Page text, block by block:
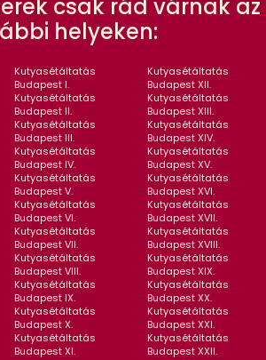
csak rád várnak az
helyeken:
Kutyasétáltatás
Budapest I.
Kutyasétáltatás
Budapest II.
Kutyasétáltatás
Budapest III.
Kutyasétáltatás
Budapest IV.
Kutyasétáltatás
Budapest V.
Kutyasétáltatás
Budapest VI.
Kutyasétáltatás
Budapest VII.
Kutyasétáltatás
Budapest VIII.
Kutyasétáltatás
Budapest IX.
Kutyasétáltatás
Budapest X.
Kutyasétáltatás
Budapest XI.
Kutyasétáltatás
Budapest XII.
Kutyasétáltatás
Budapest XIII.
Kutyasétáltatás
Budapest XIV.
Kutyasétáltatás
Budapest XV.
Kutyasétáltatás
Budapest XVI.
Kutyasétáltatás
Budapest XVII.
Kutyasétáltatás
Budapest XVIII.
Kutyasétáltatás
Budapest XIX.
Kutyasétáltatás
Budapest XX.
Kutyasétáltatás
Budapest XXI.
Kutyasétáltatás
Budapest XXII.